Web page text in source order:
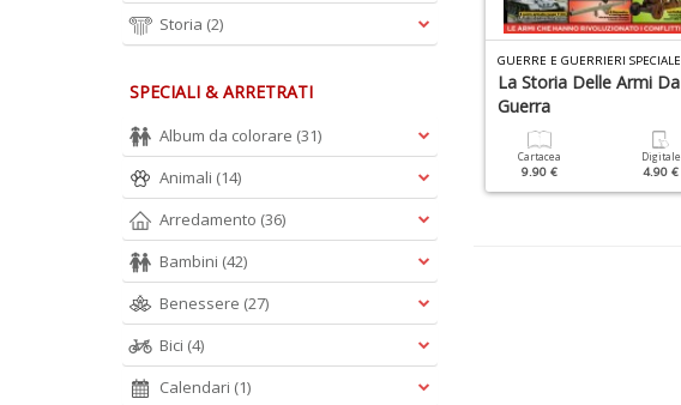
Rivoluzionari
Digitale
4.90 €
La Storia Di Gesù
Cartacea
9.90 €
Digitale
La Storia Delle Armi Da
Guerra
Cartacea
9.90 €
Digitale
4.90 €
Storia (2)
SPECIALI & ARRETRATI
Album da colorare (31)
Animali (14)
Arredamento (36)
Bambini (42)
Benessere (27)
Bici (4)
Calendari (1)